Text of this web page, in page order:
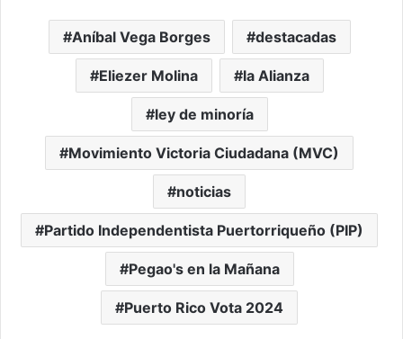
Aníbal Vega Borges destacadas
Eliezer Molina la Alianza
ley de minoría
Movimiento Victoria Ciudadana (MVC)
noticias
Partido Independentista Puertorriqueño (PIP)
Pegao's en la Mañana
Puerto Rico Vota 2024